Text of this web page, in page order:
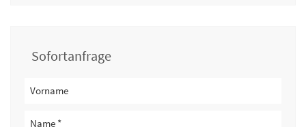
Sofortanfrage